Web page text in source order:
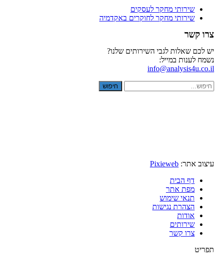
שירותי מחקר לעסקים
שירותי מחקר לחוקרים באקדמיה
צרו קשר
יש לכם שאלות לגבי השירותים שלנו?
נשמח לענות במייל:
info@analysis4u.co.il
חיפוש
עיצוב אתר: Pixieweb
דף הבית
מפת אתר
תנאי שימוש
הצהרת נגישות
אודות
שירותים
צרו קשר
תפריט